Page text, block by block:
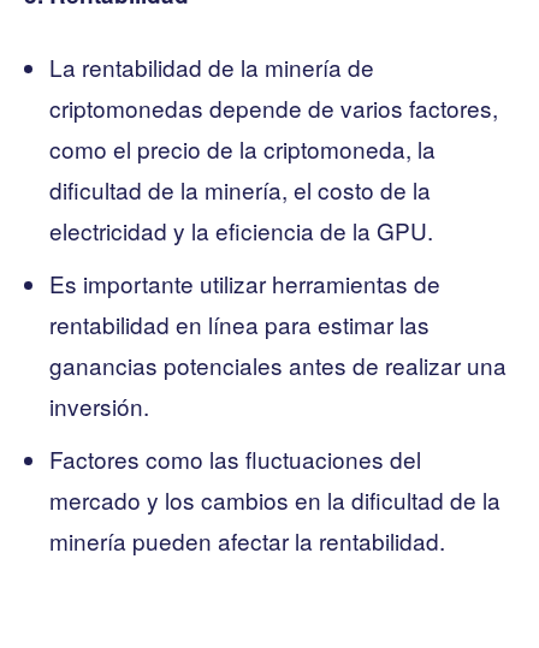
La rentabilidad de la minería de
criptomonedas depende de varios factores,
como el precio de la criptomoneda, la
dificultad de la minería, el costo de la
electricidad y la eficiencia de la GPU.
Es importante utilizar herramientas de
rentabilidad en línea para estimar las
ganancias potenciales antes de realizar una
inversión.
Factores como las fluctuaciones del
mercado y los cambios en la dificultad de la
minería pueden afectar la rentabilidad.